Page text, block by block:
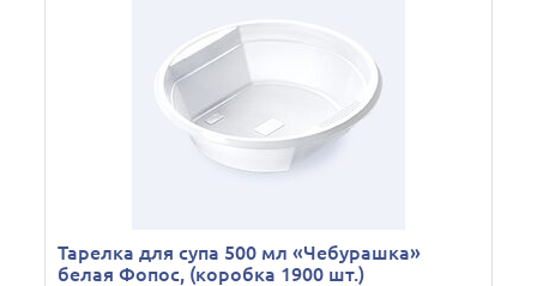
Тарелка для супа 500 мл «Чебурашка»
белая Фопос, (коробка 1900 шт.)